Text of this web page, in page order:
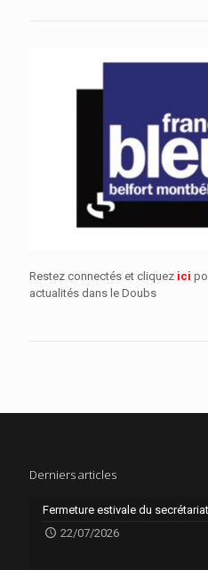
Restez connectés et cliquez ici
actualités dans le Doubs
Derniers articles
Fermeture estivale du
22/07/2026